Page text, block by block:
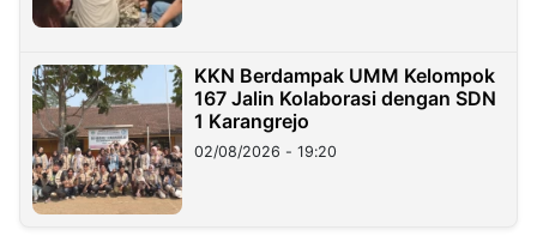
KKN Berdampak UMM Kelompok
167 Jalin Kolaborasi dengan SDN
1 Karangrejo
02/08/2026 - 19:20